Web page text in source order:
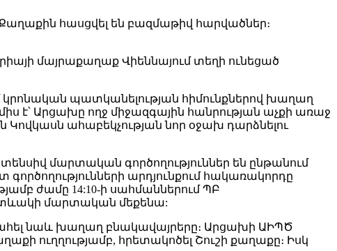
հասցվել են բազմաթիվ հարվածներ։
մայրաքաղաք Վիեննայում տեղի ունեցած
պատկանելության հիմունքներով խաղաղ
է՝ Արցախը ողջ միջազգային հանրության աչքի առաջ
Կովկասն ահաբեկչության նոր օջախ դարձնելու
մարտական գործողություններ են ընթանում
արդյունքում հակառակորդը
ժամը 14:10-ի սահմաններում ՊԲ
մարտական մեքենա:
նաև խաղաղ բնակավայրերը։ Արցախի ԱԻՊԾ
ուղղությամբ, հրետակոծել Շուշի քաղաքը։ Իսկ